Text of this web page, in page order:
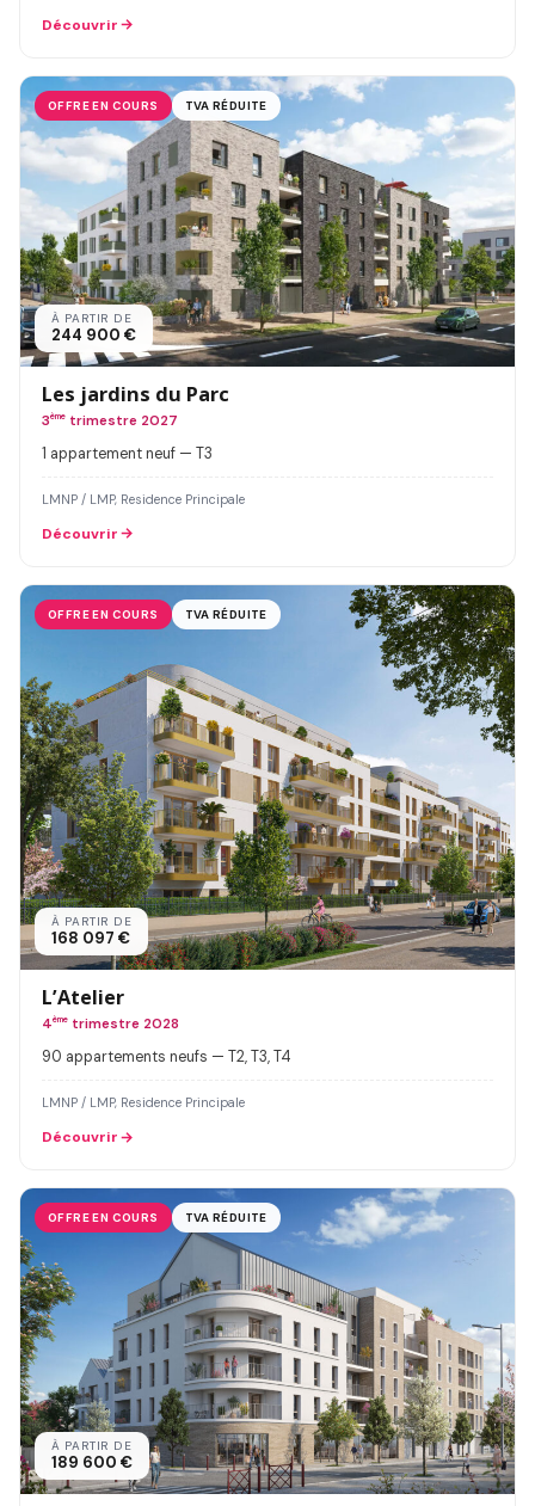
Découvrir
OFFRE EN COURS TVA RÉDUITE
À PARTIR DE
244 900 €
Les jardins du Parc
3ème trimestre 2027
1 appartement neuf — T3
LMNP / LMP, Residence Principale
Découvrir
OFFRE EN COURS TVA RÉDUITE
À PARTIR DE
168 097 €
L’Atelier
4ème trimestre 2028
90 appartements neufs — T2, T3, T4
LMNP / LMP, Residence Principale
Découvrir
OFFRE EN COURS TVA RÉDUITE
À PARTIR DE
189 600 €